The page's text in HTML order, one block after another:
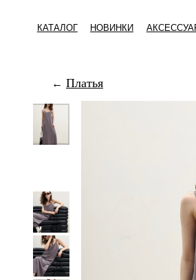
КАТАЛОГ НОВИНКИ АКСЕССУАРЫ
← Платья